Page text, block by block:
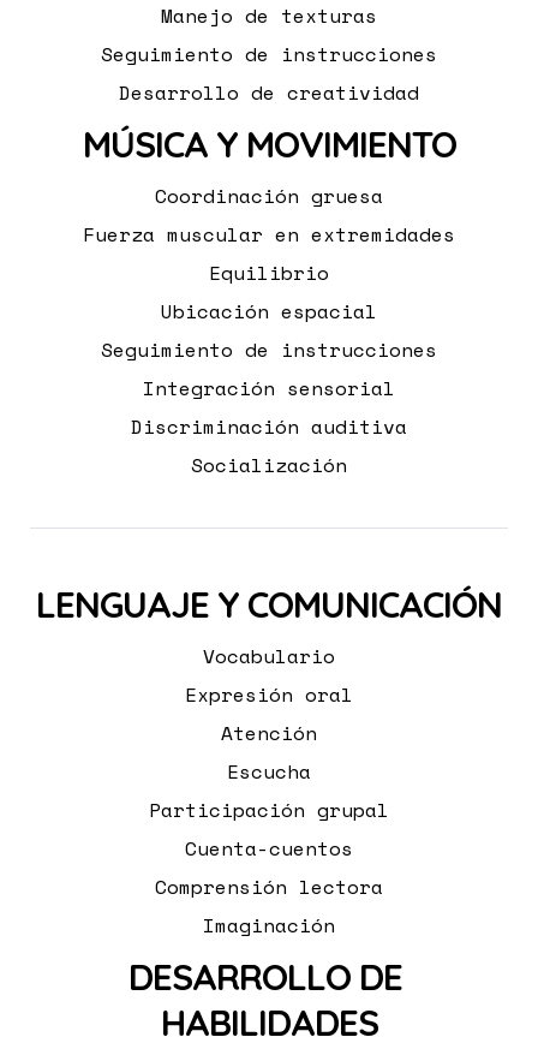
Manejo de texturas
Seguimiento de instrucciones
Desarrollo de creatividad
MÚSICA Y MOVIMIENTO
Coordinación gruesa
Fuerza muscular en extremidades
Equilibrio
Ubicación espacial
Seguimiento de instrucciones
Integración sensorial
Discriminación auditiva
Socialización
LENGUAJE Y COMUNICACIÓN
Vocabulario
Expresión oral
Atención
Escucha
Participación grupal
Cuenta-cuentos
Comprensión lectora
Imaginación
DESARROLLO DE
HABILIDADES